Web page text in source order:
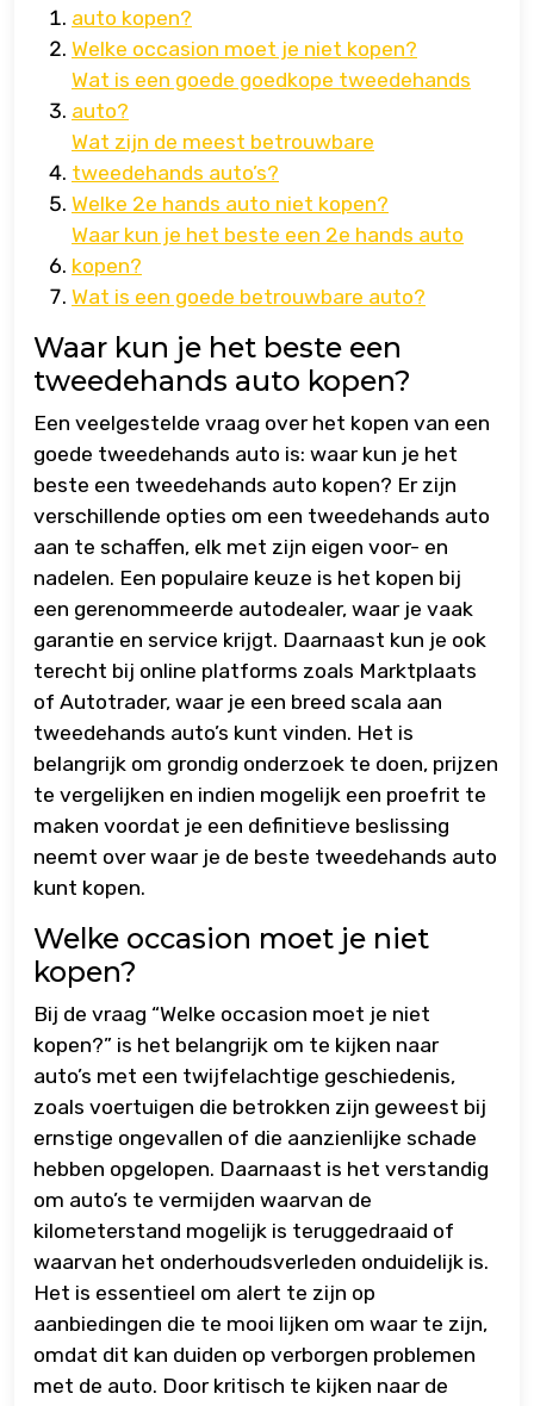
auto kopen?
Welke occasion moet je niet kopen?
Wat is een goede goedkope tweedehands
auto?
Wat zijn de meest betrouwbare
tweedehands auto’s?
Welke 2e hands auto niet kopen?
Waar kun je het beste een 2e hands auto
kopen?
Wat is een goede betrouwbare auto?
Waar kun je het beste een
tweedehands auto kopen?
Een veelgestelde vraag over het kopen van een
goede tweedehands auto is: waar kun je het
beste een tweedehands auto kopen? Er zijn
verschillende opties om een tweedehands auto
aan te schaffen, elk met zijn eigen voor- en
nadelen. Een populaire keuze is het kopen bij
een gerenommeerde autodealer, waar je vaak
garantie en service krijgt. Daarnaast kun je ook
terecht bij online platforms zoals Marktplaats
of Autotrader, waar je een breed scala aan
tweedehands auto’s kunt vinden. Het is
belangrijk om grondig onderzoek te doen, prijzen
te vergelijken en indien mogelijk een proefrit te
maken voordat je een definitieve beslissing
neemt over waar je de beste tweedehands auto
kunt kopen.
Welke occasion moet je niet
kopen?
Bij de vraag “Welke occasion moet je niet
kopen?” is het belangrijk om te kijken naar
auto’s met een twijfelachtige geschiedenis,
zoals voertuigen die betrokken zijn geweest bij
ernstige ongevallen of die aanzienlijke schade
hebben opgelopen. Daarnaast is het verstandig
om auto’s te vermijden waarvan de
kilometerstand mogelijk is teruggedraaid of
waarvan het onderhoudsverleden onduidelijk is.
Het is essentieel om alert te zijn op
aanbiedingen die te mooi lijken om waar te zijn,
omdat dit kan duiden op verborgen problemen
met de auto. Door kritisch te kijken naar de